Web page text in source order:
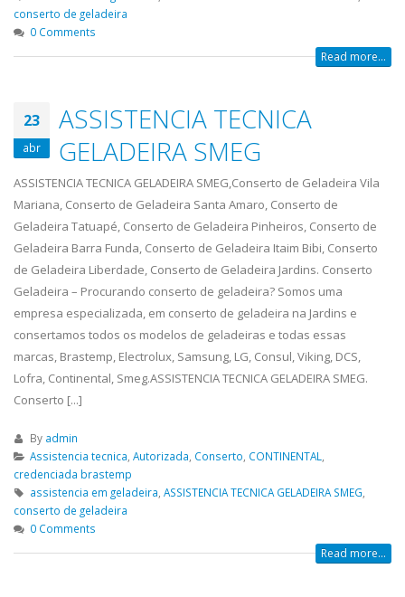
conserto de geladeira
0 Comments
Read more...
23
abr
ASSISTENCIA TECNICA
GELADEIRA SMEG
ASSISTENCIA TECNICA GELADEIRA SMEG,Conserto de Geladeira Vila
Mariana, Conserto de Geladeira Santa Amaro, Conserto de
Geladeira Tatuapé, Conserto de Geladeira Pinheiros, Conserto de
Geladeira Barra Funda, Conserto de Geladeira Itaim Bibi, Conserto
de Geladeira Liberdade, Conserto de Geladeira Jardins. Conserto
Geladeira – Procurando conserto de geladeira? Somos uma
empresa especializada, em conserto de geladeira na Jardins e
consertamos todos os modelos de geladeiras e todas essas
marcas, Brastemp, Electrolux, Samsung, LG, Consul, Viking, DCS,
Lofra, Continental, Smeg.ASSISTENCIA TECNICA GELADEIRA SMEG.
Conserto [...]
By admin
Assistencia tecnica, Autorizada, Conserto, CONTINENTAL,
credenciada brastemp
assistencia em geladeira, ASSISTENCIA TECNICA GELADEIRA SMEG,
conserto de geladeira
0 Comments
Read more...